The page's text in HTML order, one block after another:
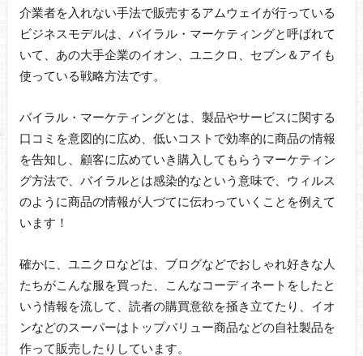
介業者を入れない手法で販売するアムウェイが行っている
ビジネスモデルは、バイラル・マーケティングと呼ばれて
いて、あの大手企業のイオン、ユニクロ、セブン＆アイも
使っている戦略方法です。
バイラル・マーケティングとは、製品やサービスに関する
口コミを意図的に広め、低いコストで効率的に商品の情報
を告知し、顧客に広めていき購入してもらうマーケティン
グ方法で、バイラルとは感染的なという意味で、ウィルス
のように商品の情報が人づてに伝わっていくことを例えて
います！
確かに、ユニクロなどは、ブログなどでおしゃれ好きな人
たちがこんな服を買った、こんなコーディネートをしたと
いう情報を流して、読者の購買意欲を掻き立てたり、イオ
ンなどのスーパーはトップバリュー商品などの自社製品を
作って販売したりしています。